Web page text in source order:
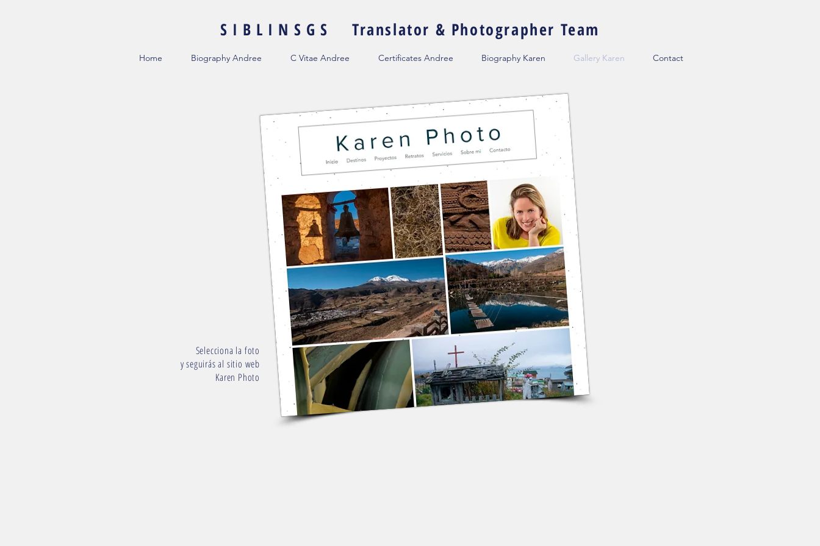
SIBLINSGSTranslator & Photographer Team
Home Biography Andree C Vitae Andree Certificates Andree Biography Karen Gallery Karen Contact
Selecciona la foto
y seguirás al sitio web
Karen Photo